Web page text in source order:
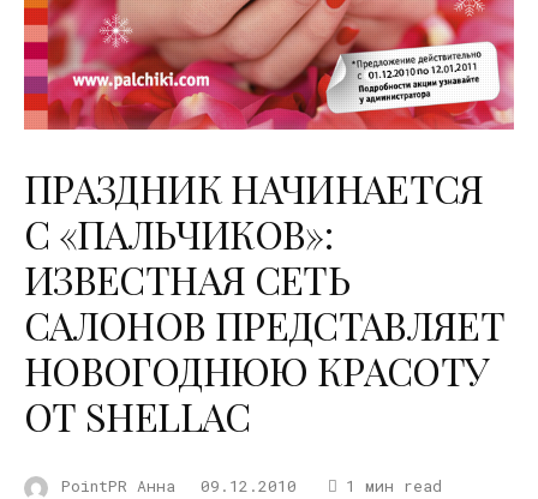
ПРАЗДНИК НАЧИНАЕТСЯ
С «ПАЛЬЧИКОВ»:
ИЗВЕСТНАЯ СЕТЬ
САЛОНОВ ПРЕДСТАВЛЯЕТ
НОВОГОДНЮЮ КРАСОТУ
ОТ SHELLAC
PointPR Анна 09.12.2010 1 мин read